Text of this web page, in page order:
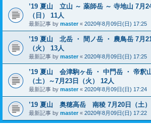
’19 夏山 立山 ～ 薬師岳 ～ 寺地山 7月
（日） 11人
最新記事 by master« 2020年8月09日(日) 17:25
’19 夏山 北岳 ・ 間ノ岳 ・ 農鳥岳 7月
（火） 13人
最新記事 by master « 2020年8月09日(日) 17:25
’19 夏山 会津駒ヶ岳 ・ 中門岳 ・ 帝釈
（土）～7月23日（火） 12人
最新記事 by master« 2020年8月09日(日) 17:24
’19 夏山 奥穂高岳 南稜 7月20日（土）
最新記事 by master « 2020年8月09日(日) 17:22